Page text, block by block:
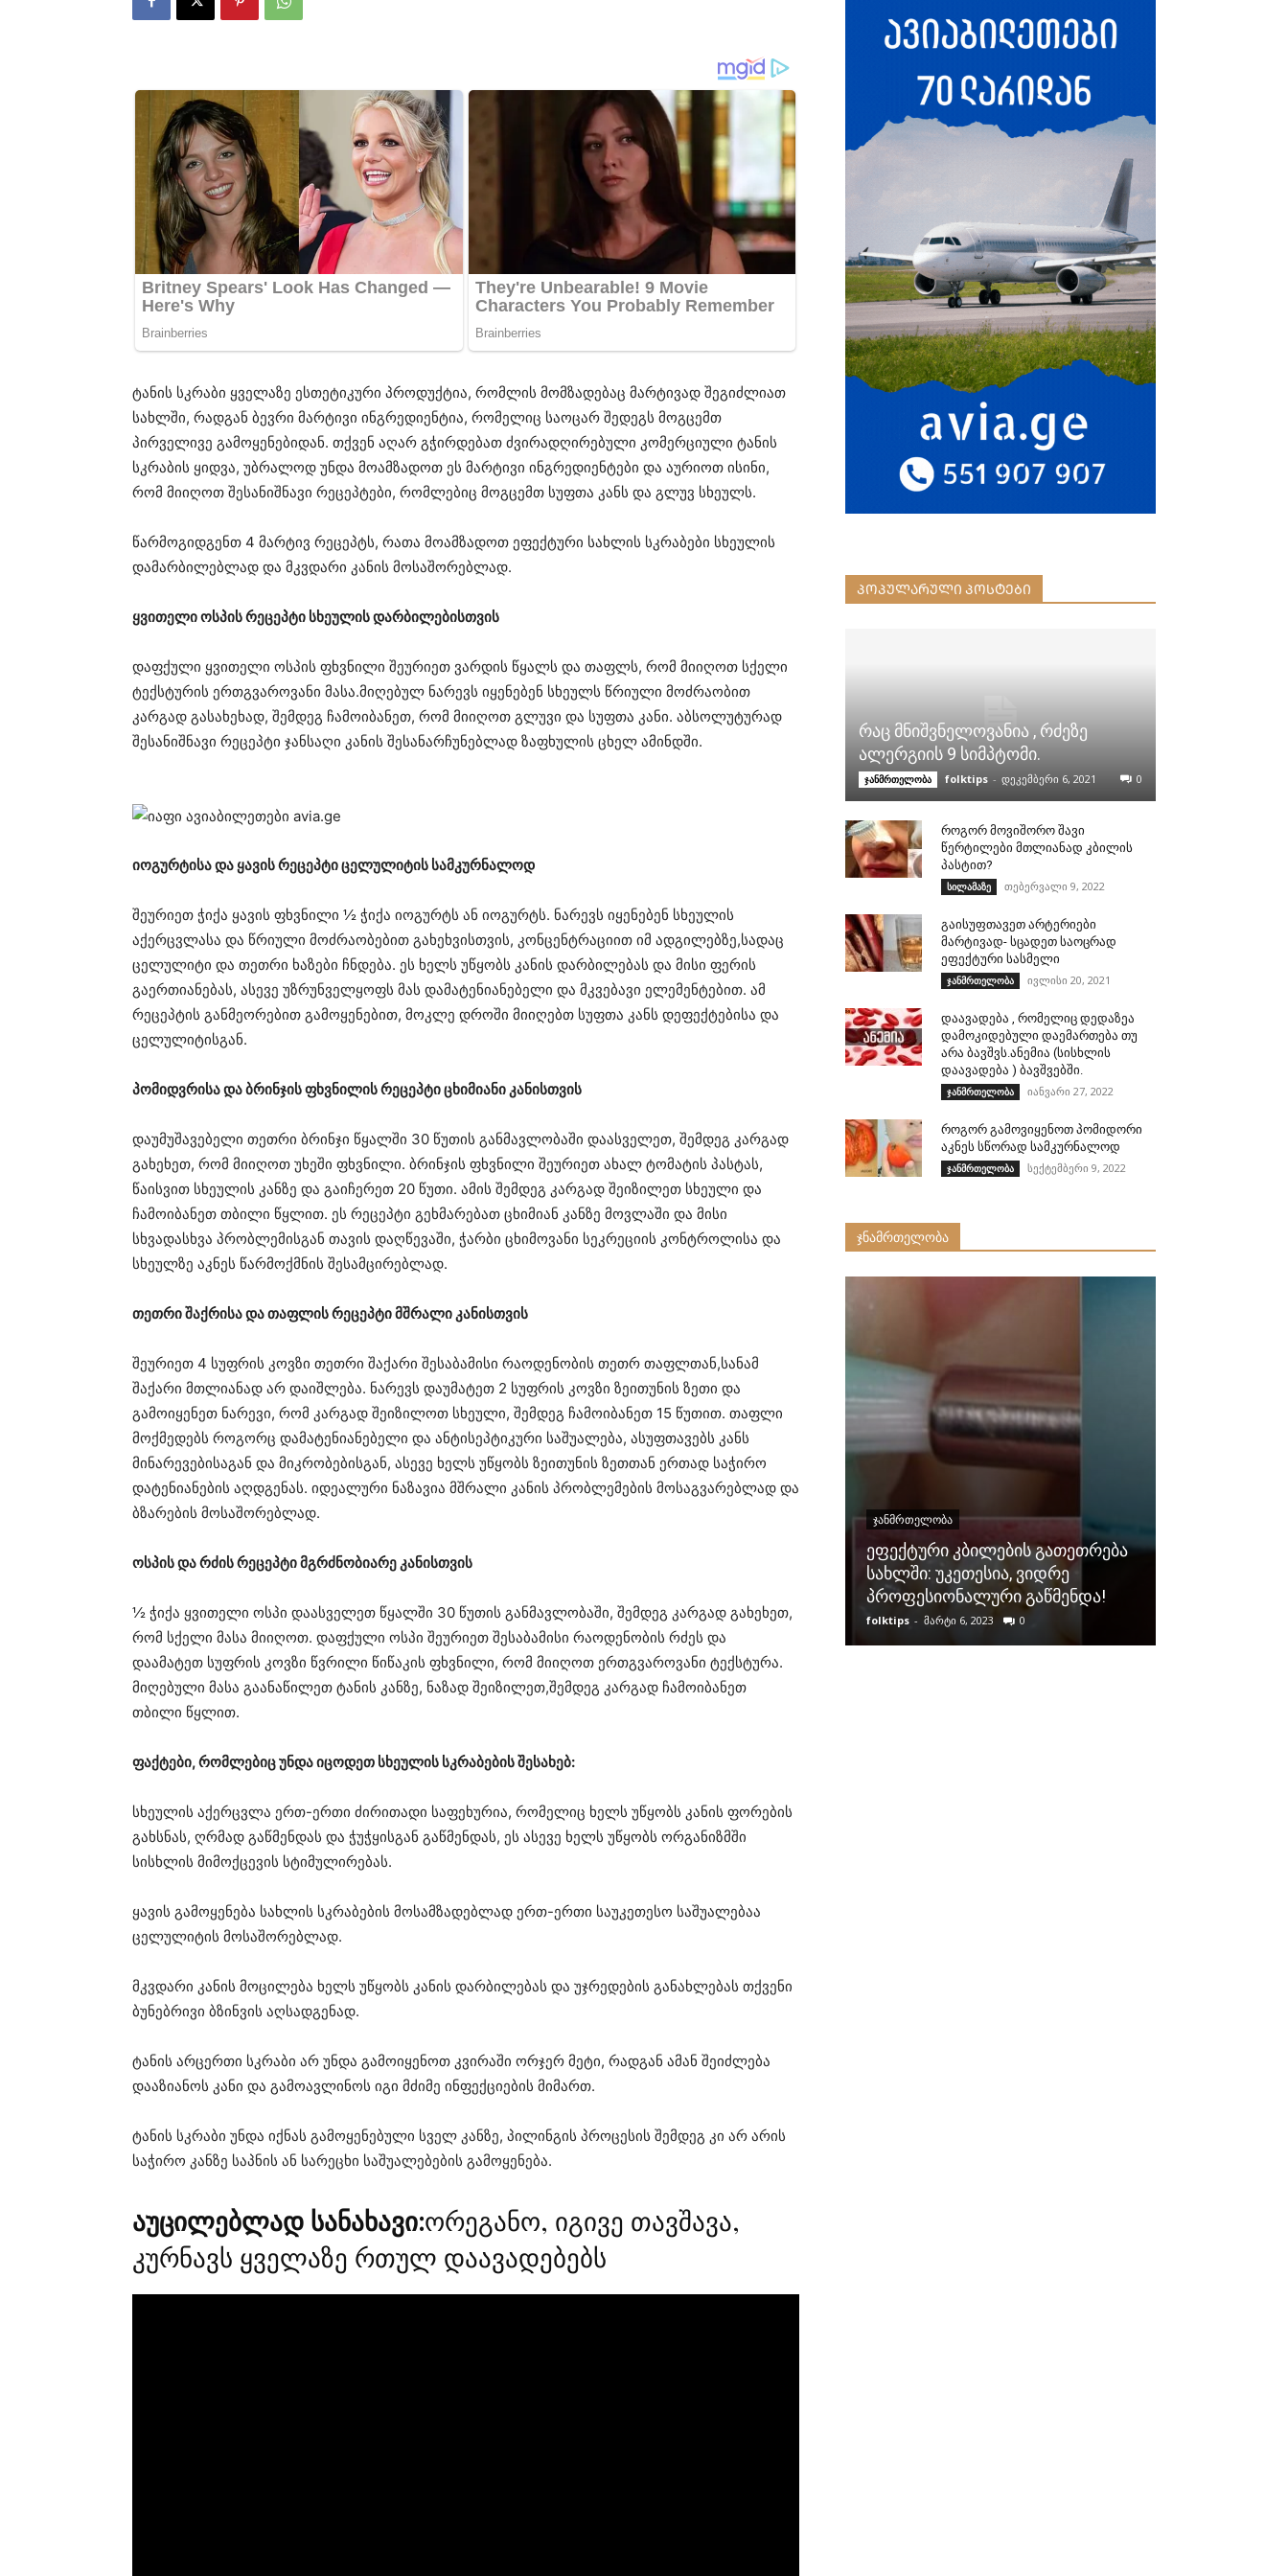
ტანის სკრაბი ყველაზე ესთეტიკური პროდუქტია, რომლის მომზადებაც მარტივად შეგიძლიათ
სახლში, რადგან ბევრი მარტივი ინგრედიენტია, რომელიც საოცარ შედეგს მოგცემთ
პირველივე გამოყენებიდან. თქვენ აღარ გჭირდებათ ძვირადღირებული კომერციული ტანის
სკრაბის ყიდვა, უბრალოდ უნდა მოამზადოთ ეს მარტივი ინგრედიენტები და აურიოთ ისინი,
რომ მიიღოთ შესანიშნავი რეცეპტები, რომლებიც მოგცემთ სუფთა კანს და გლუვ სხეულს.
წარმოგიდგენთ 4 მარტივ რეცეპტს, რათა მოამზადოთ ეფექტური სახლის სკრაბები სხეულის
დამარბილებლად და მკვდარი კანის მოსაშორებლად.
ყვითელი ოსპის რეცეპტი სხეულის დარბილებისთვის
დაფქული ყვითელი ოსპის ფხვნილი შეურიეთ ვარდის წყალს და თაფლს, რომ მიიღოთ სქელი
ტექსტურის ერთგვაროვანი მასა.მიღებულ ნარევს იყენებენ სხეულს წრიული მოძრაობით
კარგად გასახეხად, შემდეგ ჩამოიბანეთ, რომ მიიღოთ გლუვი და სუფთა კანი. აბსოლუტურად
შესანიშნავი რეცეპტი ჯანსაღი კანის შესანარჩუნებლად ზაფხულის ცხელ ამინდში.
იოგურტისა და ყავის რეცეპტი ცელულიტის სამკურნალოდ
შეურიეთ ჭიქა ყავის ფხვნილი ½ ჭიქა იოგურტს ან იოგურტს. ნარევს იყენებენ სხეულის
აქერცვლასა და წრიული მოძრაობებით გახეხვისთვის, კონცენტრაციით იმ ადგილებზე,სადაც
ცელულიტი და თეთრი ხაზები ჩნდება. ეს ხელს უწყობს კანის დარბილებას და მისი ფერის
გაერთიანებას, ასევე უზრუნველყოფს მას დამატენიანებელი და მკვებავი ელემენტებით. ამ
რეცეპტის განმეორებით გამოყენებით, მოკლე დროში მიიღებთ სუფთა კანს დეფექტებისა და
ცელულიტისგან.
პომიდვრისა და ბრინჯის ფხვნილის რეცეპტი ცხიმიანი კანისთვის
დაუმუშავებელი თეთრი ბრინჯი წყალში 30 წუთის განმავლობაში დაასველეთ, შემდეგ კარგად
გახეხეთ, რომ მიიღოთ უხეში ფხვნილი. ბრინჯის ფხვნილი შეურიეთ ახალ ტომატის პასტას,
წაისვით სხეულის კანზე და გაიჩერეთ 20 წუთი. ამის შემდეგ კარგად შეიზილეთ სხეული და
ჩამოიბანეთ თბილი წყლით. ეს რეცეპტი გეხმარებათ ცხიმიან კანზე მოვლაში და მისი
სხვადასხვა პრობლემისგან თავის დაღწევაში, ჭარბი ცხიმოვანი სეკრეციის კონტროლისა და
სხეულზე აკნეს წარმოქმნის შესამცირებლად.
თეთრი შაქრისა და თაფლის რეცეპტი მშრალი კანისთვის
შეურიეთ 4 სუფრის კოვზი თეთრი შაქარი შესაბამისი რაოდენობის თეთრ თაფლთან,სანამ
შაქარი მთლიანად არ დაიშლება. ნარევს დაუმატეთ 2 სუფრის კოვზი ზეითუნის ზეთი და
გამოიყენეთ ნარევი, რომ კარგად შეიზილოთ სხეული, შემდეგ ჩამოიბანეთ 15 წუთით. თაფლი
მოქმედებს როგორც დამატენიანებელი და ანტისეპტიკური საშუალება, ასუფთავებს კანს
მინარევებისაგან და მიკრობებისგან, ასევე ხელს უწყობს ზეითუნის ზეთთან ერთად საჭირო
დატენიანების აღდგენას. იდეალური ნაზავია მშრალი კანის პრობლემების მოსაგვარებლად და
ბზარების მოსაშორებლად.
ოსპის და რძის რეცეპტი მგრძნობიარე კანისთვის
½ ჭიქა ყვითელი ოსპი დაასველეთ წყალში 30 წუთის განმავლობაში, შემდეგ კარგად გახეხეთ,
რომ სქელი მასა მიიღოთ. დაფქული ოსპი შეურიეთ შესაბამისი რაოდენობის რძეს და
დაამატეთ სუფრის კოვზი წვრილი წიწაკის ფხვნილი, რომ მიიღოთ ერთგვაროვანი ტექსტურა.
მიღებული მასა გაანაწილეთ ტანის კანზე, ნაზად შეიზილეთ,შემდეგ კარგად ჩამოიბანეთ
თბილი წყლით.
ფაქტები, რომლებიც უნდა იცოდეთ სხეულის სკრაბების შესახებ:
სხეულის აქერცვლა ერთ-ერთი ძირითადი საფეხურია, რომელიც ხელს უწყობს კანის ფორების
გახსნას, ღრმად გაწმენდას და ჭუჭყისგან გაწმენდას, ეს ასევე ხელს უწყობს ორგანიზმში
სისხლის მიმოქცევის სტიმულირებას.
ყავის გამოყენება სახლის სკრაბების მოსამზადებლად ერთ-ერთი საუკეთესო საშუალებაა
ცელულიტის მოსაშორებლად.
მკვდარი კანის მოცილება ხელს უწყობს კანის დარბილებას და უჯრედების განახლებას თქვენი
ბუნებრივი ბზინვის აღსადგენად.
ტანის არცერთი სკრაბი არ უნდა გამოიყენოთ კვირაში ორჯერ მეტი, რადგან ამან შეიძლება
დააზიანოს კანი და გამოავლინოს იგი მძიმე ინფექციების მიმართ.
ტანის სკრაბი უნდა იქნას გამოყენებული სველ კანზე, პილინგის პროცესის შემდეგ კი არ არის
საჭირო კანზე საპნის ან სარეცხი საშუალებების გამოყენება.
აუცილებლად სანახავი:ორეგანო, იგივე თავშავა,
კურნავს ყველაზე რთულ დაავადებებს
ᲞᲝᲞᲣᲚᲐᲠᲣᲚᲘ ᲞᲝᲡᲢᲔᲑᲘ
რაც მნიშვნელოვანია , რძეზე
ალერგიის 9 სიმპტომი.
ჯანმრთელობა folktips - დეკემბერი 6, 2021 0
როგორ მოვიშორო შავი
წერტილები მთლიანად კბილის
პასტით?
სილამაზე თებერვალი 9, 2022
გაისუფთავეთ არტერიები
მარტივად- სცადეთ საოცრად
ეფექტური სასმელი
ჯანმრთელობა ივლისი 20, 2021
დაავადება , რომელიც დედაზეა
დამოკიდებული დაემართება თუ
არა ბავშვს.ანემია (სისხლის
დაავადება ) ბავშვებში.
ჯანმრთელობა იანვარი 27, 2022
როგორ გამოვიყენოთ პომიდორი
აკნეს სწორად სამკურნალოდ
ჯანმრთელობა სექტემბერი 9, 2022
ჯნამრთელობა
ᲯᲐᲜᲛᲠᲗᲔᲚᲝᲑᲐ
ეფექტური კბილების გათეთრება
სახლში: უკეთესია, ვიდრე
პროფესიონალური გაწმენდა!
folktips - მარტი 6, 2023 0